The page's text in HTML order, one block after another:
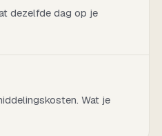
dezelfde dag op je
Wat je